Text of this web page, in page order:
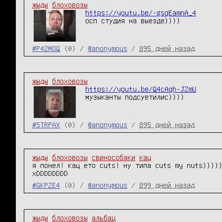
жыды
блоховозы
https://youtu.be/-gsqEamnA_4
осп студия на выезде))))
#P42MOQ (0) / @anonymous / 895 дней назад
жыды
блоховозы
https://youtu.be/Q4cAqh-JZmU
музыканты подсуетилис))))
#5TRPAX (0) / @anonymous / 895 дней назад
жыды блоховозы свинособаки
кац
я понел! кац ето cuts! ну типа cuts my
xDDDDDDDD
#GKPZE4
(0) / @anonymous / 899 дней назад
жыды блоховозы
альбац